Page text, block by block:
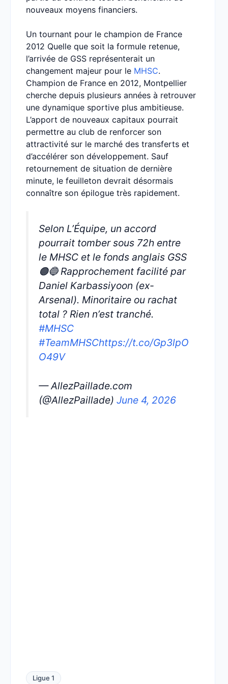
nouveaux moyens financiers.
Un tournant pour le champion de France
2012 Quelle que soit la formule retenue,
l’arrivée de GSS représenterait un
changement majeur pour le MHSC.
Champion de France en 2012, Montpellier
cherche depuis plusieurs années à retrouver
une dynamique sportive plus ambitieuse.
L’apport de nouveaux capitaux pourrait
permettre au club de renforcer son
attractivité sur le marché des transferts et
d’accélérer son développement. Sauf
retournement de situation de dernière
minute, le feuilleton devrait désormais
connaître son épilogue très rapidement.
Selon L’Équipe, un accord
pourrait tomber sous 72h entre
le MHSC et le fonds anglais GSS
🟠🔵 Rapprochement facilité par
Daniel Karbassiyoon (ex-
Arsenal). Minoritaire ou rachat
total ? Rien n’est tranché.
#MHSC
#TeamMHSChttps://t.co/Gp3lpO
O49V
— AllezPaillade.com
(@AllezPaillade) June 4, 2026
Ligue 1